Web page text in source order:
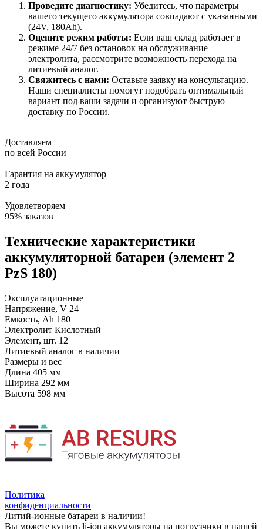
Проведите диагностику: Убедитесь, что параметры
вашего текущего аккумулятора совпадают с указанными
(24V, 180Ah).
Оцените режим работы: Если ваш склад работает в
режиме 24/7 без остановок на обслуживание
электролита, рассмотрите возможность перехода на
литиевый аналог.
Свяжитесь с нами: Оставьте заявку на консультацию.
Наши специалисты помогут подобрать оптимальный
вариант под ваши задачи и организуют быструю
доставку по России.
Доставляем
по всей России
Гарантия на аккумулятор
2 года
Удовлетворяем
95% заказов
Технические характеристики
аккумуляторной батареи (элемент 2
PzS 180)
Эксплуатационные
Напряжение, V 24
Емкость, Ah 180
Электролит Кислотный
Элемент, шт. 12
Литиевый аналог в наличии
Размеры и вес
Длина 405 мм
Ширина 292 мм
Высота 598 мм
Политика
конфиденциальности
Литий-ионные батареи в наличии!
Вы можете купить li-ion аккумуляторы на погрузчики в нашей